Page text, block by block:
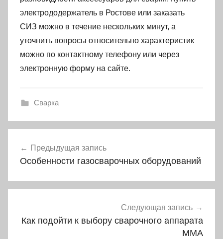
электрододержатель в Ростове или заказать
СИЗ можно в течение нескольких минут, а
уточнить вопросы относительно характеристик
можно по контактному телефону или через
электронную форму на сайте.
Сварка
по
Предыдущая запись
Особенности газосварочных оборудований
Следующая запись
Как подойти к выбору сварочного аппарата
ММА